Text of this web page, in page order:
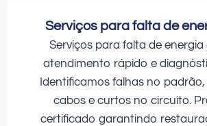
Serviços para falta de
Serviços para falta de energia
atendimento rápido e
Identificamos falhas no
cabos e curtos no circuito.
certificado garantindo